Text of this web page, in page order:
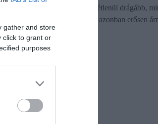
gather and store
click to grant or
purposes
horvát tengerpart nem feltétlenül drágább,
vadonatúj összehasonlítás azonban erősen